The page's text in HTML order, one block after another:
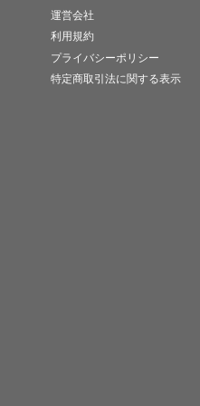
運営会社
利用規約
プライバシーポリシー
特定商取引法に関する表示